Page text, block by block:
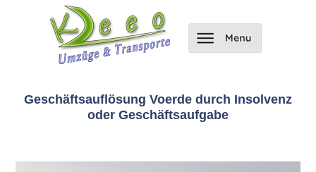
Geschäftsauflösung Voerde durch Insolvenz
oder Geschäftsaufgabe